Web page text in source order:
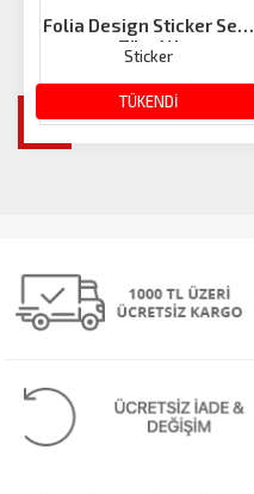
TÜKENDİ
Folia Design Sticker Set 1
Tüm Yıl
Sticker
143.03 TL